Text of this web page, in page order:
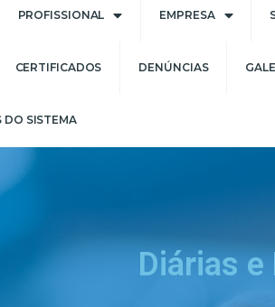
PROFISSIONAL EMPRESA
CERTIFICADOS DENÚNCIAS
DO SISTEMA
Diárias